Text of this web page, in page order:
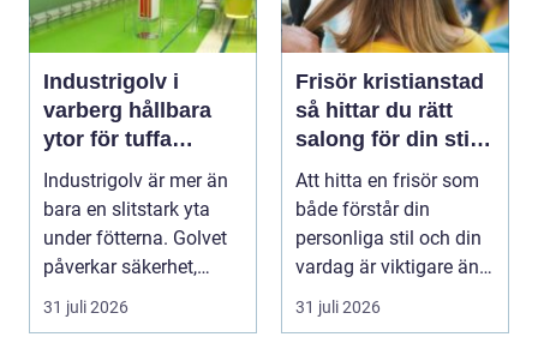
Industrigolv i
varberg hållbara
ytor för tuffa
miljöer
Industrigolv är mer än
bara en slitstark yta
under fötterna. Golvet
påverkar säkerhet,
arbetsmiljö, ...
31 juli 2026
Frisör kristianstad
så hittar du rätt
salong för din stil
och vardag
Att hitta en frisör som
både förstår din
personliga stil och din
vardag är viktigare än
många tror. ...
31 juli 2026